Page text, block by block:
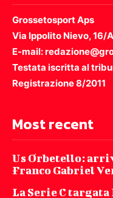
Grossetosport Aps
Via Ippolito Nievo, 16/
E-mail:
Testata iscritta al
Registrazione 8/2011
Most recent
Us Orbetello:
Franco Gabriel
La Serie C